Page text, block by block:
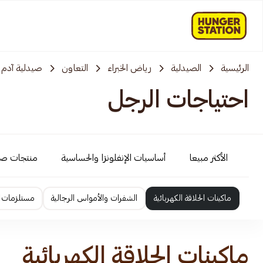
الرئيسية الصيدلية رياض الخبراء التعاون صيدلية آدم
احتياجات الرجل
الأكثر مبيعا أساسيات الإنفلونزا والحساسية منتجات
ماكينات الحلاقة الكهربائية الشفرات والأمواس الرجالية مستلزمات
ماكينات الحلاقة الكهربائية